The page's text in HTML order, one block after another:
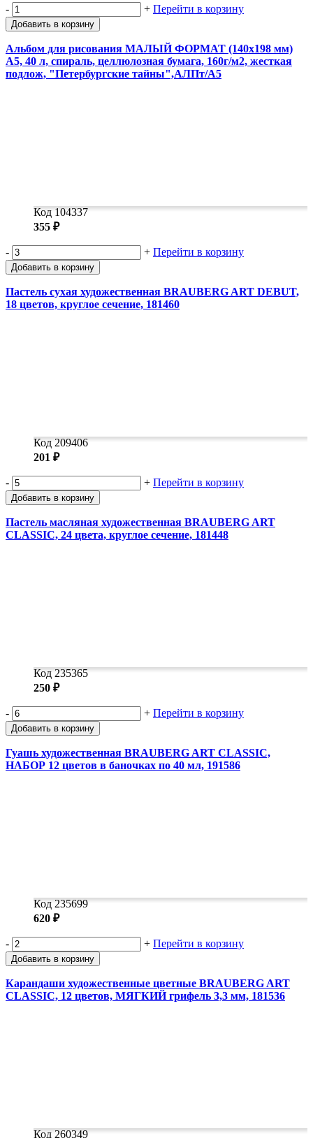
- + Перейти в корзину
Добавить в корзину
Альбом для рисования МАЛЫЙ ФОРМАТ (140х198 мм)
А5, 40 л, спираль, целлюлозная бумага, 160г/м2, жесткая
подлож, "Петербургские тайны",АЛПт/А5
Код 104337
355 ₽
- + Перейти в корзину
Добавить в корзину
Пастель сухая художественная BRAUBERG ART DEBUT,
18 цветов, круглое сечение, 181460
Код 209406
201 ₽
- + Перейти в корзину
Добавить в корзину
Пастель масляная художественная BRAUBERG ART
CLASSIC, 24 цвета, круглое сечение, 181448
Код 235365
250 ₽
- + Перейти в корзину
Добавить в корзину
Гуашь художественная BRAUBERG ART CLASSIC,
НАБОР 12 цветов в баночках по 40 мл, 191586
Код 235699
620 ₽
- + Перейти в корзину
Добавить в корзину
Карандаши художественные цветные BRAUBERG ART
CLASSIC, 12 цветов, МЯГКИЙ грифель 3,3 мм, 181536
Код 260349